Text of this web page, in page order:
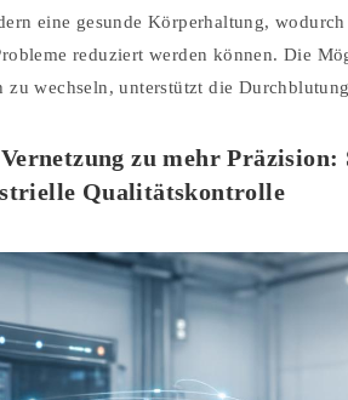
eine gesunde Körperhaltung,
reduziert werden können. Die
zu wechseln, unterstützt die
zu mehr Präzision:
Qualitätskontrolle